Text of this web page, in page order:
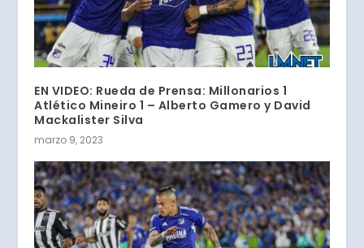
EN VIDEO: Rueda de Prensa: Millonarios 1
Atlético Mineiro 1 – Alberto Gamero y David
Mackalister Silva
marzo 9, 2023